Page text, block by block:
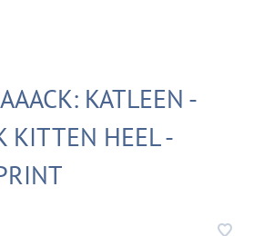
KATLEEN -
KITTEN HEEL -